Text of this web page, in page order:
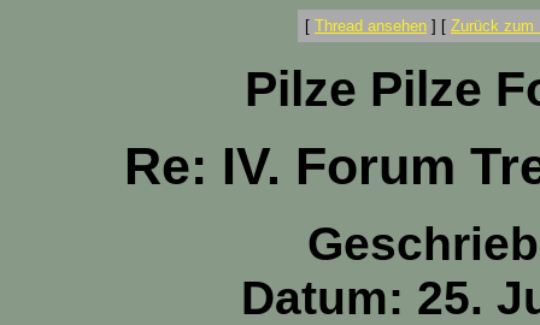
[ Thread ansehen ] [ Zurück zum
Pilze Pilze
Re: IV. Forum
Datum: 25.